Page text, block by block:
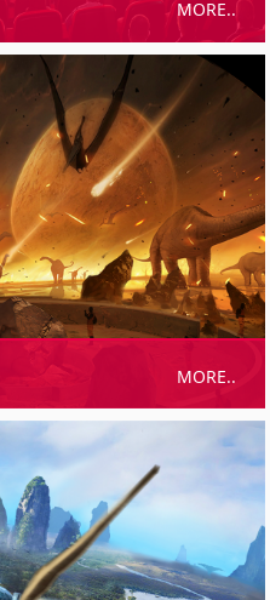
MORE..
MORE..